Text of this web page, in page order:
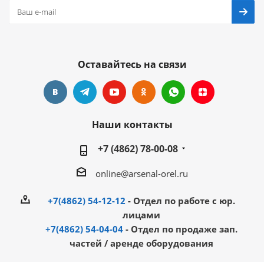
Оставайтесь на связи
Наши контакты
+7 (4862) 78-00-08
online@arsenal-orel.ru
+7(4862) 54-12-12 - Отдел по работе с юр.
лицами
+7(4862) 54-04-04 - Отдел по продаже зап.
частей / аренде оборудования